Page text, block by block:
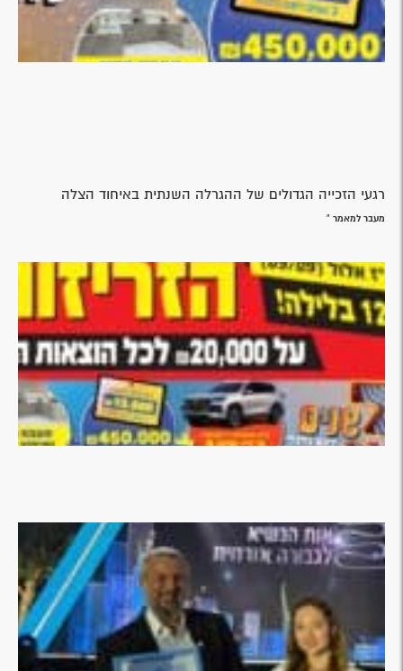
רגעי הזכייה הגדולים של ההגרלה השנתית באיחוד הצלה
מעבר למאמר »